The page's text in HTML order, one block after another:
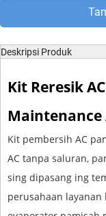
Deskripsi Produk
Kit Reresik
Maintenance
Kit pembersih AC
AC tanpa saluran,
sing dipasang ing
perusahaan